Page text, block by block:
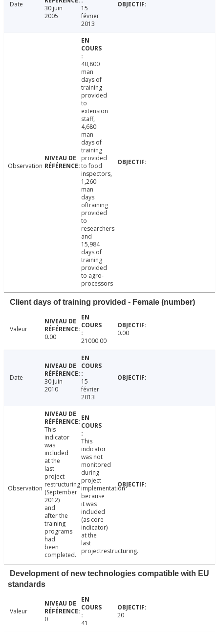
Date
30 juin
2005
15
février
2013
Observation
40,800
man
days of
training
provided
to
extension
staff,
4,680
man
days of
training
provided
to food
inspectors,
1,260
man
days
oftraining
provided
to
researchers
and
15,984
days of
training
provided
to agro-
processors
Client days of training provided - Female (number)
Valeur
0.00
21000.00
0.00
Date
30 juin
2010
15
février
2013
Observation
This
indicator
was
included
at the
last
project
restructuring
(September
2012)
and
after the
training
programs
had
been
completed.
This
indicator
was not
monitored
during
project
implementation
because
it was
included
(as core
indicator)
at the
last
projectrestructuring.
Development of new technologies compatible with EU
standards
Valeur
0
41
20